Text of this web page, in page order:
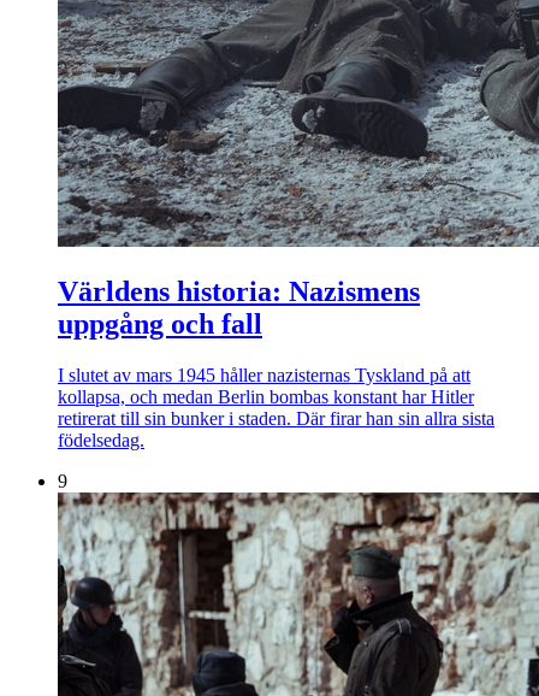
Världens historia: Nazismens
uppgång och fall
I slutet av mars 1945 håller nazisternas Tyskland på att
kollapsa, och medan Berlin bombas konstant har Hitler
retirerat till sin bunker i staden. Där firar han sin allra sista
födelsedag.
9